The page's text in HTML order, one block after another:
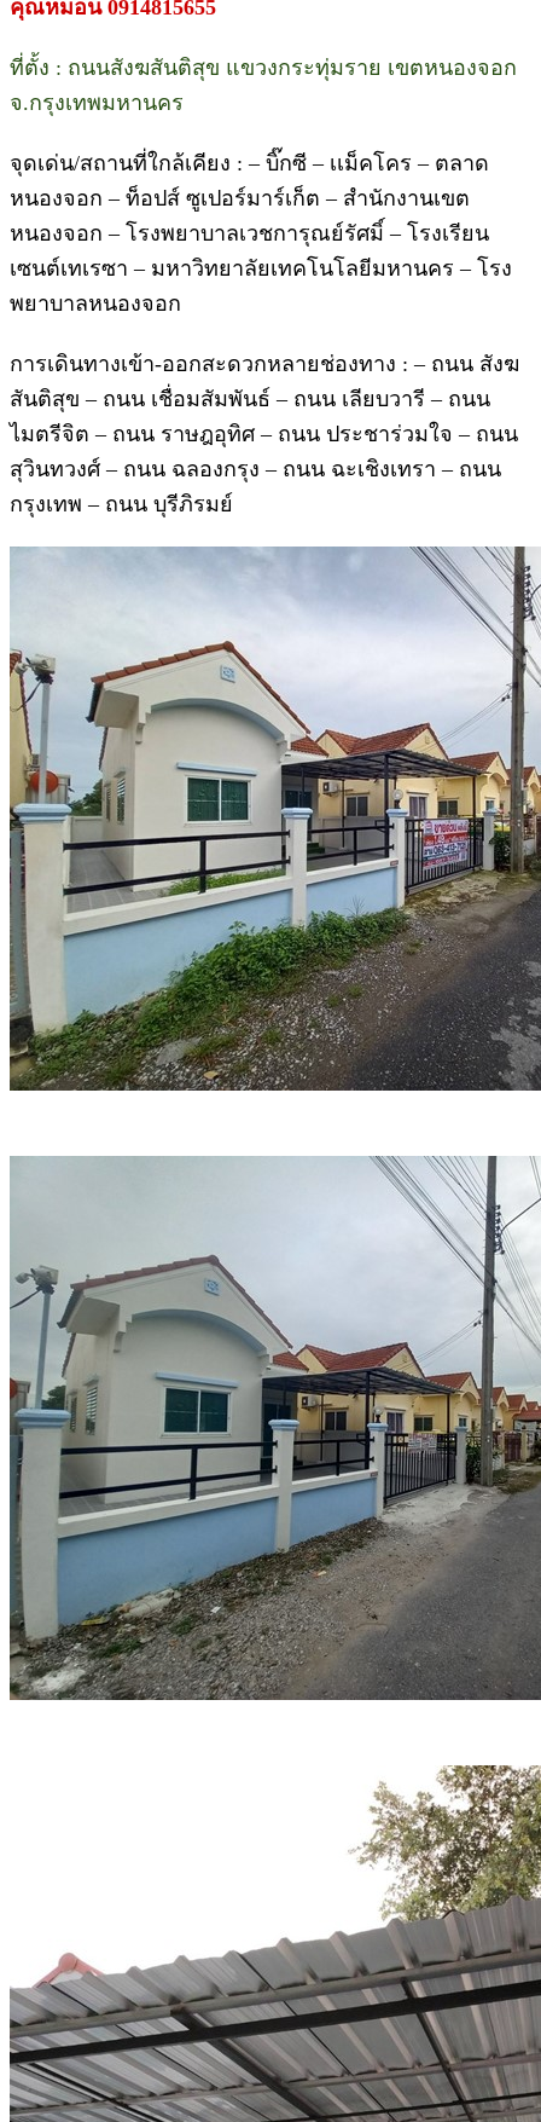
คุณหมอน 0914815655
ที่ตั้ง : ถนนสังฆสันติสุข แขวงกระทุ่มราย เขตหนองจอก
จ.กรุงเทพมหานคร
จุดเด่น/สถานที่ใกล้เคียง : – บิ๊กซี – เเม็คโคร – ตลาด
หนองจอก – ท็อปส์ ซูเปอร์มาร์เก็ต – สำนักงานเขต
หนองจอก – โรงพยาบาลเวชการุณย์รัศมิ์ – โรงเรียน
เซนต์เทเรซา – มหาวิทยาลัยเทคโนโลยีมหานคร – โรง
พยาบาลหนองจอก
การเดินทางเข้า-ออกสะดวกหลายช่องทาง : – ถนน สังฆ
สันติสุข – ถนน เชื่อมสัมพันธ์ – ถนน เลียบวารี – ถนน
ไมตรีจิต – ถนน ราษฎอุทิศ – ถนน ประชาร่วมใจ – ถนน
สุวินทวงศ์ – ถนน ฉลองกรุง – ถนน ฉะเชิงเทรา – ถนน
กรุงเทพ – ถนน บุรีภิรมย์